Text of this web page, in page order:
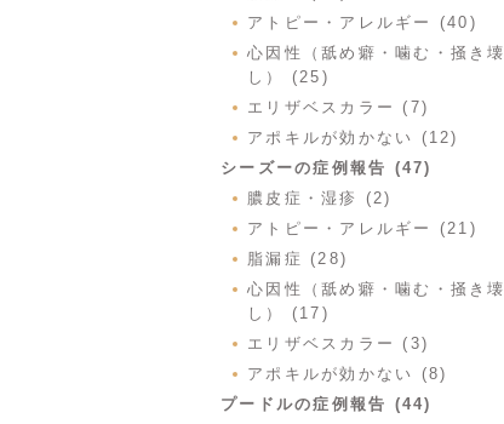
アトピー・アレルギー (40)
心因性（舐め癖・噛む・掻き壊
し） (25)
エリザベスカラー (7)
アポキルが効かない (12)
シーズーの症例報告 (47)
膿皮症・湿疹 (2)
アトピー・アレルギー (21)
脂漏症 (28)
心因性（舐め癖・噛む・掻き壊
し） (17)
エリザベスカラー (3)
アポキルが効かない (8)
プードルの症例報告 (44)